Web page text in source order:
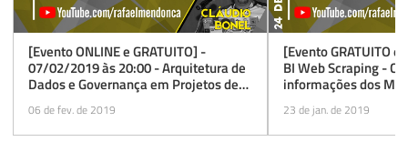
[Evento ONLINE e GRATUITO] -
07/02/2019 às 20:00 - Arquitetura de
Dados e Governança em Projetos de
BI com o Power BI
06 de fev. de 2019
[Evento GRATUITO
BI Web Scraping -
informações dos
24/01/2019 às 20:30
23 de jan. de 2019